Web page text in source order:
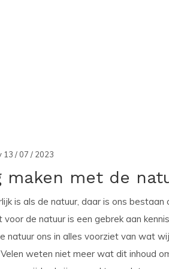
13 / 07 / 2023
maken met de
is als de natuur, daar is ons bestaan
de natuur is een gebrek aan
natuur ons in alles voorziet van wat
weten niet meer wat dit inhoud